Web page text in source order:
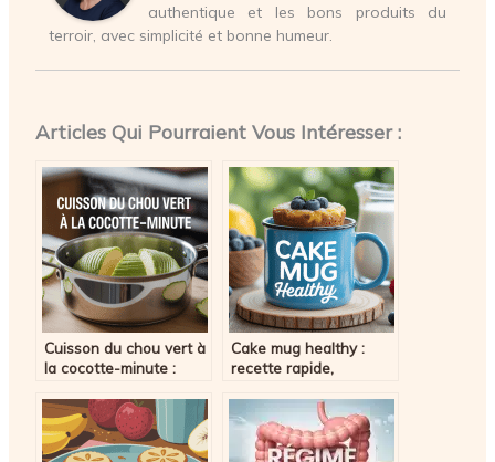
authentique et les bons produits du
terroir, avec simplicité et bonne humeur.
Articles Qui Pourraient Vous Intéresser :
Cuisson du chou vert à
la cocotte-minute :
pour réussir à tous les
coups
Cake mug healthy :
recette rapide,